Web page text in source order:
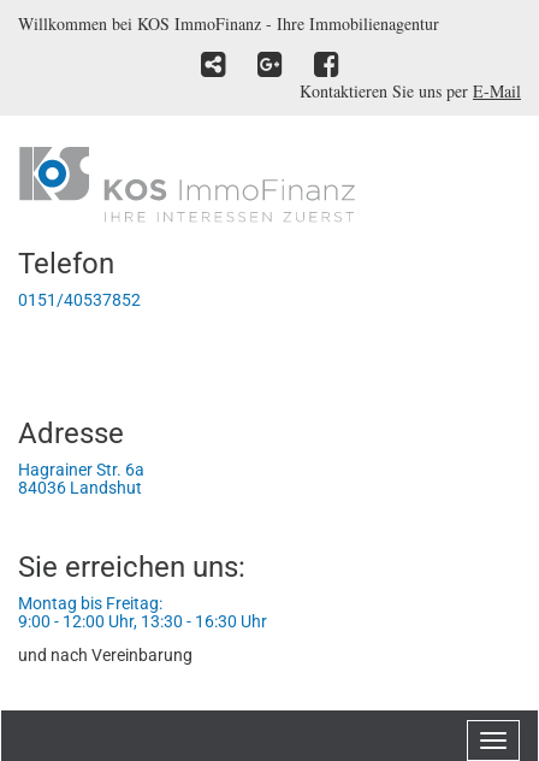
Willkommen bei KOS ImmoFinanz - Ihre Immobilienagentur
Kontaktieren Sie uns per E-Mail
Telefon
0151/40537852
Adresse
Hagrainer Str. 6a
84036 Landshut
Sie erreichen uns:
Montag bis Freitag:
9:00 - 12:00 Uhr, 13:30 - 16:30 Uhr
und nach Vereinbarung